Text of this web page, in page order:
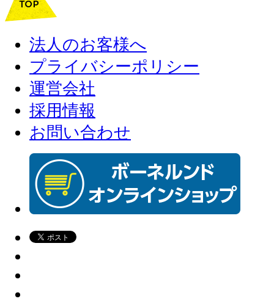
法人のお客様へ
プライバシーポリシー
運営会社
採用情報
お問い合わせ